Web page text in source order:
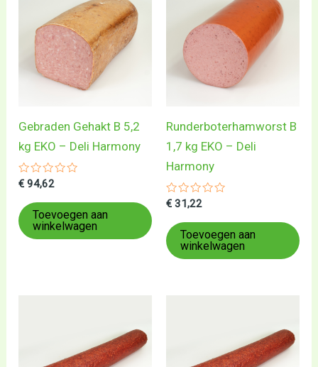
Gebraden Gehakt B 5,2
kg EKO – Deli Harmony
Gewaardeerd
uit
5
€ 94,62
Toevoegen aan
winkelwagen
Runderboterhamworst B
1,7 kg EKO – Deli
Harmony
Gewaardeerd
uit
5
€ 31,22
Toevoegen aan
winkelwagen